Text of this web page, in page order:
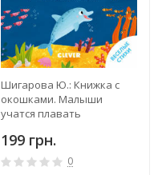
Шигарова Ю.: Книжка с
окошками. Малыши
учатся плавать
199 грн.
0